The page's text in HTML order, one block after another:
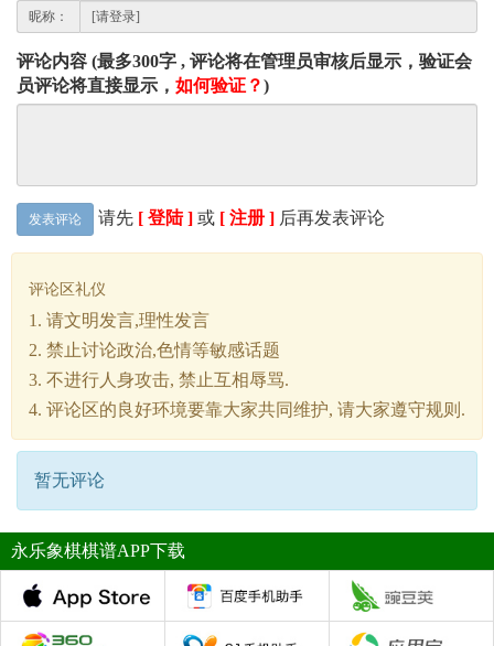
昵称：
评论内容 (最多300字 , 评论将在管理员审核后显示，验证会
员评论将直接显示， 如何验证？)
发表评论 请先 [ 登陆 ] 或 [ 注册 ] 后再发表评论
评论区礼仪
1. 请文明发言,理性发言
2. 禁止讨论政治,色情等敏感话题
3. 不进行人身攻击, 禁止互相辱骂.
4. 评论区的良好环境要靠大家共同维护, 请大家遵守规则.
暂无评论
永乐象棋棋谱APP下载